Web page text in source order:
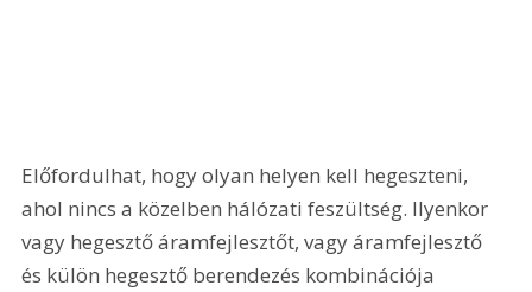
Előfordulhat, hogy olyan helyen kell hegeszteni,
ahol nincs a közelben hálózati feszültség. Ilyenkor
vagy hegesztő áramfejlesztőt, vagy áramfejlesztő
és külön hegesztő berendezés kombinációja